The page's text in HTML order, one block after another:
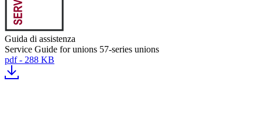
Guida di assistenza
Service Guide for unions 57-series unions
pdf - 288 KB